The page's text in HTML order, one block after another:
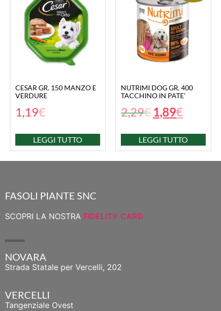
CESAR GR. 150 MANZO E
VERDURE
1,19€
LEGGI TUTTO
NUTRIMI DOG GR. 400
TACCHINO IN PATE’
2,29€ 1,89€
LEGGI TUTTO
FASOLI PIANTE SNC
SCOPRI LA NOSTRA FIDELITY CARD
NOVARA
Strada Statale per Vercelli, 202
VERCELLI
Tangenziale Ovest